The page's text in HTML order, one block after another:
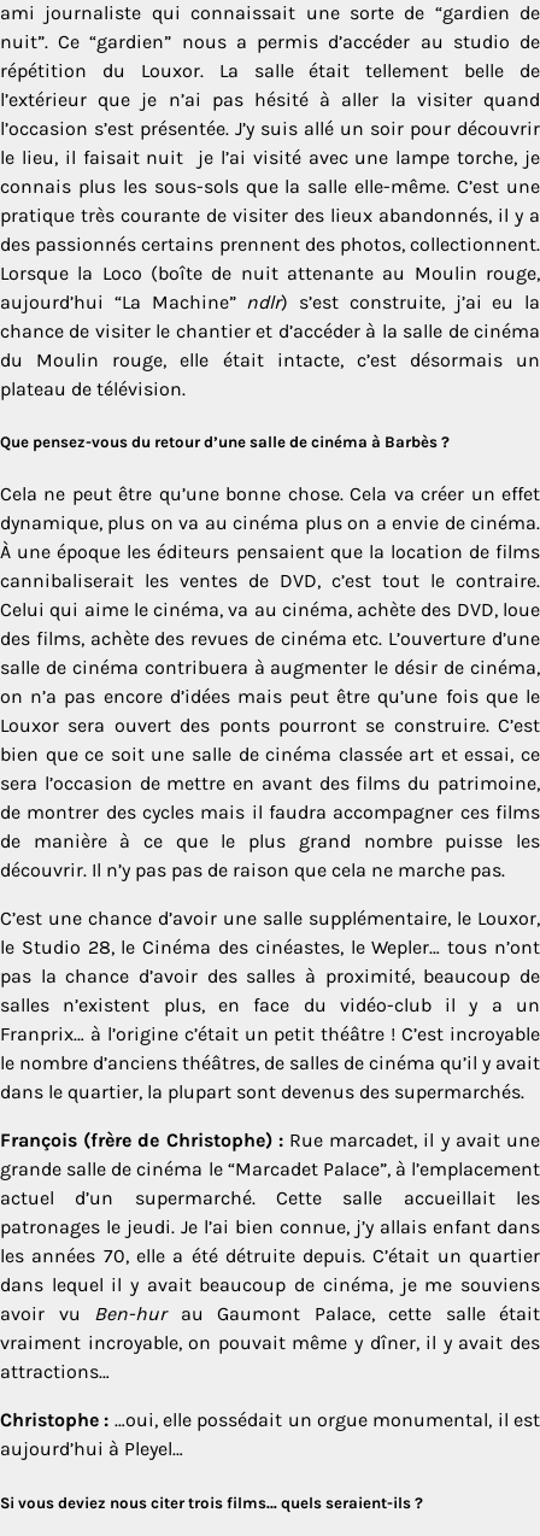
ami journaliste qui connaissait une sorte de “gardien de
nuit”. Ce “gardien” nous a permis d’accéder au studio de
répétition du Louxor. La salle était tellement belle de
l’extérieur que je n’ai pas hésité à aller la visiter quand
l’occasion s’est présentée. J’y suis allé un soir pour découvrir
le lieu, il faisait nuit je l’ai visité avec une lampe torche, je
connais plus les sous-sols que la salle elle-même. C’est une
pratique très courante de visiter des lieux abandonnés, il y a
des passionnés certains prennent des photos, collectionnent.
Lorsque la Loco (boîte de nuit attenante au Moulin rouge,
aujourd’hui “La Machine” ndlr) s’est construite, j’ai eu la
chance de visiter le chantier et d’accéder à la salle de cinéma
du Moulin rouge, elle était intacte, c’est désormais un
plateau de télévision.
Que pensez-vous du retour d’une salle de cinéma à Barbès ?
Cela ne peut être qu’une bonne chose. Cela va créer un effet
dynamique, plus on va au cinéma plus on a envie de cinéma.
À une époque les éditeurs pensaient que la location de films
cannibaliserait les ventes de DVD, c’est tout le contraire.
Celui qui aime le cinéma, va au cinéma, achète des DVD, loue
des films, achète des revues de cinéma etc. L’ouverture d’une
salle de cinéma contribuera à augmenter le désir de cinéma,
on n’a pas encore d’idées mais peut être qu’une fois que le
Louxor sera ouvert des ponts pourront se construire. C’est
bien que ce soit une salle de cinéma classée art et essai, ce
sera l’occasion de mettre en avant des films du patrimoine,
de montrer des cycles mais il faudra accompagner ces films
de manière à ce que le plus grand nombre puisse les
découvrir. Il n’y pas pas de raison que cela ne marche pas.
C’est une chance d’avoir une salle supplémentaire, le Louxor,
le Studio 28, le Cinéma des cinéastes, le Wepler… tous n’ont
pas la chance d’avoir des salles à proximité, beaucoup de
salles n’existent plus, en face du vidéo-club il y a un
Franprix… à l’origine c’était un petit théâtre ! C’est incroyable
le nombre d’anciens théâtres, de salles de cinéma qu’il y avait
dans le quartier, la plupart sont devenus des supermarchés.
François (frère de Christophe) :Rue marcadet, il y avait une
grande salle de cinéma le “Marcadet Palace”, à l’emplacement
actuel d’un supermarché. Cette salle accueillait les
patronages le jeudi. Je l’ai bien connue, j’y allais enfant dans
les années 70, elle a été détruite depuis. C’était un quartier
dans lequel il y avait beaucoup de cinéma, je me souviens
avoir vu Ben-hurau Gaumont Palace, cette salle était
vraiment incroyable, on pouvait même y dîner, il y avait des
attractions…
Christophe : …oui, elle possédait un orgue monumental, il est
aujourd’hui à Pleyel…
Si vous deviez nous citer trois films… quels seraient-ils ?